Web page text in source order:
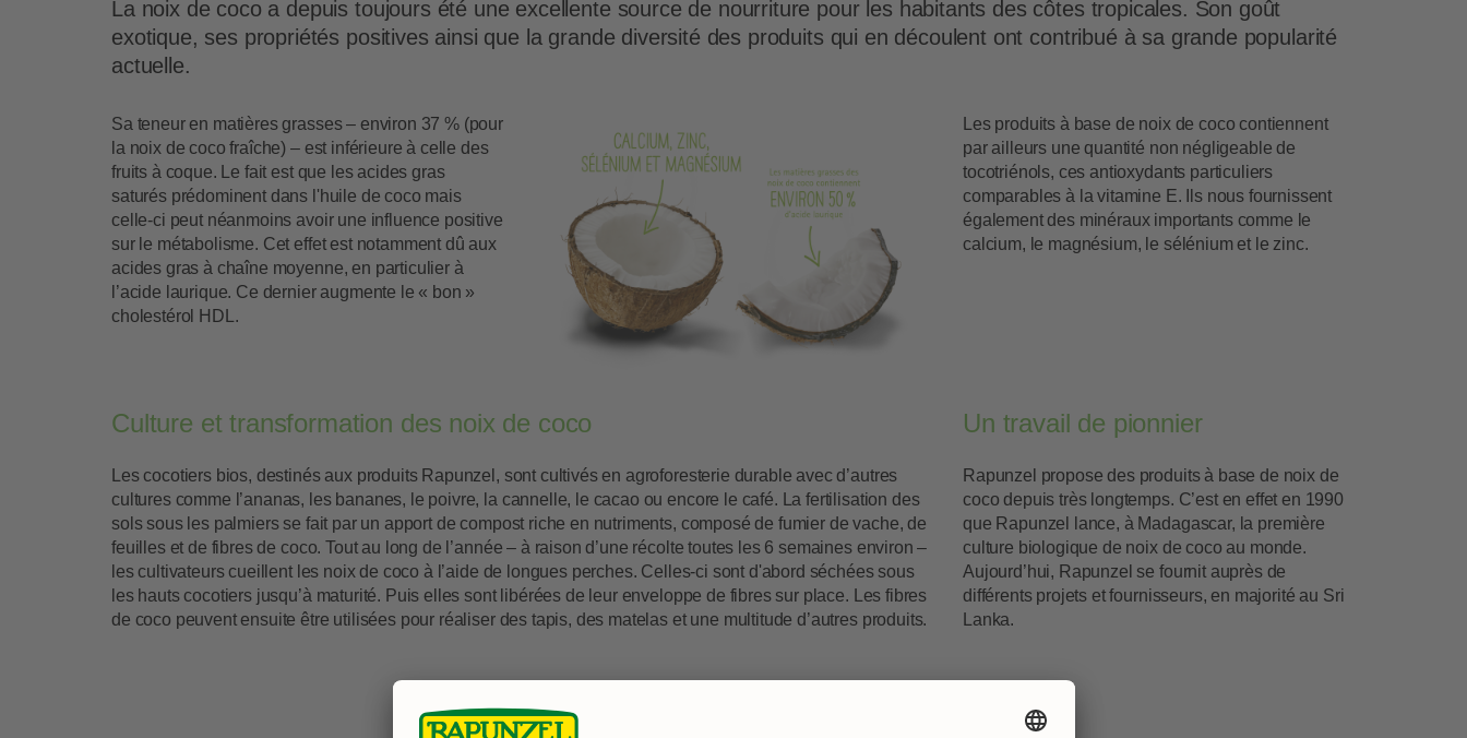
La noix de coco a depuis toujours été une excellente source de nourriture pour les habitants des côtes tropicales. Son goût
exotique, ses propriétés positives ainsi que la grande diversité des produits qui en découlent ont contribué à sa grande popularité
actuelle.
Sa teneur en matières grasses – environ 37 % (pour
la noix de coco fraîche) – est inférieure à celle des
fruits à coque. Le fait est que les acides gras
saturés prédominent dans l'huile de coco mais
celle-ci peut néanmoins avoir une influence positive
sur le métabolisme. Cet effet est notamment dû aux
acides gras à chaîne moyenne, en particulier à
l’acide laurique. Ce dernier augmente le « bon »
cholestérol HDL.
Les produits à base de noix de coco contiennent
par ailleurs une quantité non négligeable de
tocotriénols, ces antioxydants particuliers
comparables à la vitamine E. Ils nous fournissent
également des minéraux importants comme le
calcium, le magnésium, le sélénium et le zinc.
Culture et transformation des noix de coco
Les cocotiers bios, destinés aux produits Rapunzel, sont cultivés en agroforesterie durable avec d’autres
cultures comme l’ananas, les bananes, le poivre, la cannelle, le cacao ou encore le café. La fertilisation des
sols sous les palmiers se fait par un apport de compost riche en nutriments, composé de fumier de vache, de
feuilles et de fibres de coco. Tout au long de l’année – à raison d’une récolte toutes les 6 semaines environ –
les cultivateurs cueillent les noix de coco à l’aide de longues perches. Celles-ci sont d'abord séchées sous
les hauts cocotiers jusqu’à maturité. Puis elles sont libérées de leur enveloppe de fibres sur place. Les fibres
de coco peuvent ensuite être utilisées pour réaliser des tapis, des matelas et une multitude d’autres produits.
Un travail de pionnier
Rapunzel propose des produits à base de noix de
coco depuis très longtemps. C’est en effet en 1990
que Rapunzel lance, à Madagascar, la première
culture biologique de noix de coco au monde.
Aujourd’hui, Rapunzel se fournit auprès de
différents projets et fournisseurs, en majorité au Sri
Lanka.
Les plus des produits coco Rapunzel